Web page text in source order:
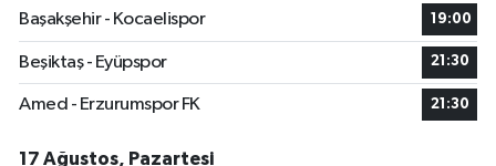
Başakşehir - Kocaelispor
19:00
Beşiktaş - Eyüpspor 21:30
Amed - Erzurumspor FK 21:30
17 Ağustos, Pazartesi